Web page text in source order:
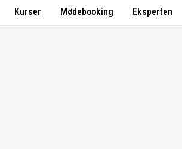
Kurser Mødebooking Eksperten